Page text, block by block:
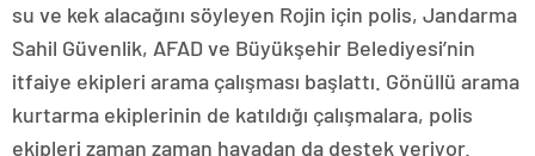
su ve kek alacağını söyleyen Rojin için polis, Jandarma
Sahil Güvenlik, AFAD ve Büyükşehir Belediyesi’nin
itfaiye ekipleri arama çalışması başlattı. Gönüllü arama
kurtarma ekiplerinin de katıldığı çalışmalara, polis
ekipleri zaman zaman havadan da destek veriyor.